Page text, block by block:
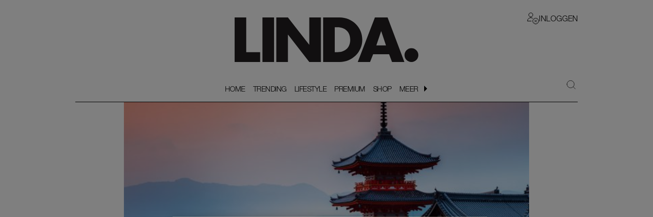
INLOGGEN
HOME
HOME TRENDING
TRENDING LIFESTYLE
LIFESTYLE PREMIUM
PREMIUM SHOP
SHOP MEER
MEER